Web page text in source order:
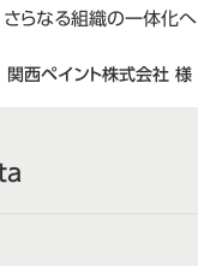
さらなる組織の一体化へ
関西ペイント株式会社 様